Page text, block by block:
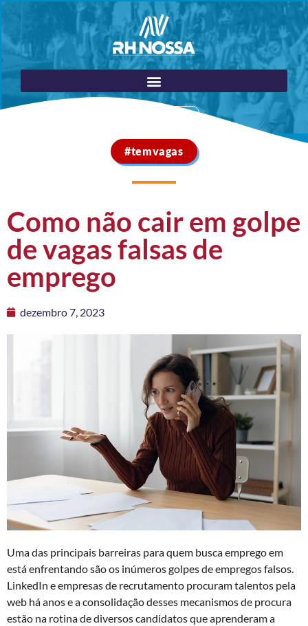
#temvagas
Como não cair em golpe
de vagas falsas de
emprego
dezembro 7, 2023
Uma das principais barreiras para quem busca emprego em
está enfrentando são os inúmeros golpes de empregos falsos.
LinkedIn e empresas de recrutamento procuram talentos pela
web há anos e a consolidação desses mecanismos de procura
estão na rotina de diversos candidatos que aprenderam a